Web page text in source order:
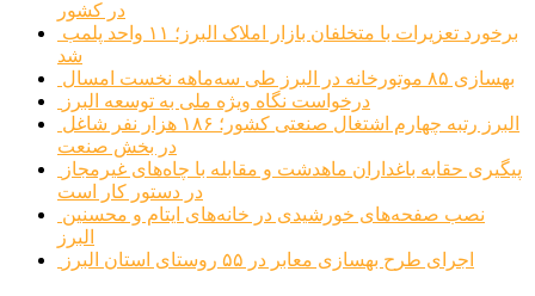
در کشور
شد
بهسازی ۸۵ موتورخانه در البرز طی سه‌ماهه نخست امسال
درخواست نگاه ویژه ملی به توسعه البرز
در بخش صنعت
در دستور کار است
البرز
اجرای طرح بهسازی معابر در ۵۵ روستای استان البرز